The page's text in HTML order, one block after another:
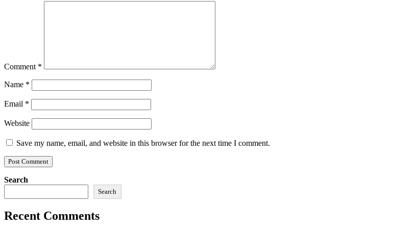
Comment *
Name *
Email *
Website
Save my name, email, and website in this browser for the next time I comment.
Search
Search
Recent Comments